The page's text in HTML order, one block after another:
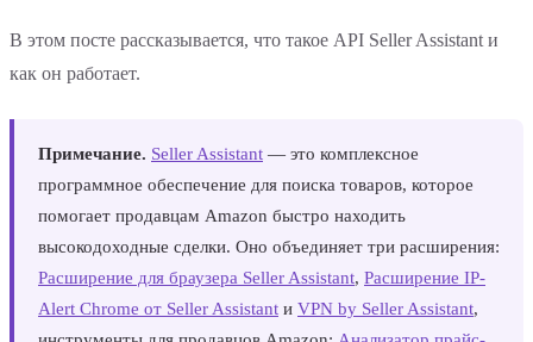
В этом посте рассказывается, что такое API Seller Assistant и
как он работает.
Примечание. Seller Assistant — это комплексное
программное обеспечение для поиска товаров, которое
помогает продавцам Amazon быстро находить
высокодоходные сделки. Оно объединяет три расширения:
Расширение для браузера Seller Assistant, Расширение IP-
Alert Chrome от Seller Assistant и VPN by Seller Assistant,